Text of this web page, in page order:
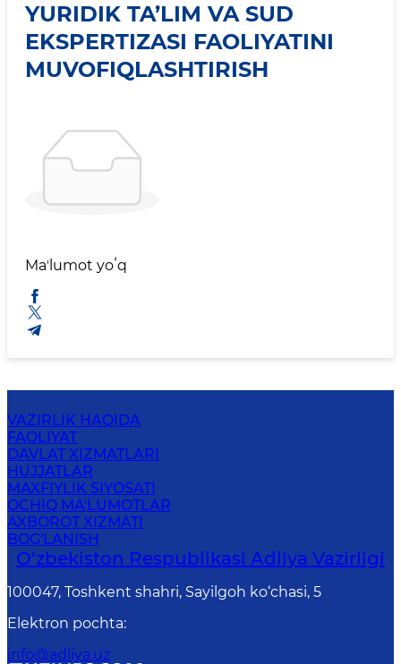
YURIDIK TA’LIM VA SUD
EKSPERTIZASI FAOLIYATINI
MUVOFIQLASHTIRISH
Maʼlumot yoʻq
VAZIRLIK HAQIDA
FAOLIYAT
DAVLAT XIZMATLARI
HUJJATLAR
MAXFIYLIK SIYOSATI
OCHIQ MA'LUMOTLAR
AXBOROT XIZMATI
BOG'LANISH
O‘zbekiston Respublikasi Adliya Vazirligi
100047, Toshkent shahri, Sayilgoh ko‘chasi, 5
Elektron pochta:
info@adliya.uz